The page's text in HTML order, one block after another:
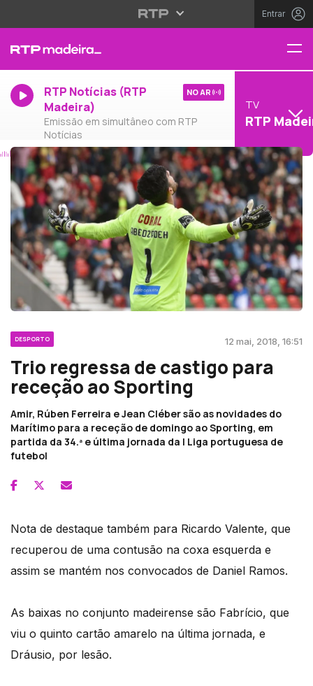
Entrar
RTP Notícias (RTP
Madeira)
Emissão em simultâneo com RTP
Notícias
NO AR
TV
RTP
DESPORTO 12 mai, 2018, 16:51
Trio regressa de castigo para
receção ao Sporting
Amir, Rúben Ferreira e Jean Cléber são as novidades do
Marítimo para a receção de domingo ao Sporting, em
partida da 34.ª e última jornada da I Liga portuguesa de
futebol
Nota de destaque também para Ricardo Valente, que
recuperou de uma contusão na coxa esquerda e
assim se mantém nos convocados de Daniel Ramos.
As baixas no conjunto madeirense são Fabrício, que
viu o quinto cartão amarelo na última jornada, e
Dráusio, por lesão.